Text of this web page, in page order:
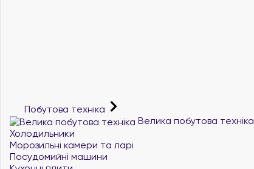
Побутова техніка
Велика побутова техніка
Холодильники
Морозильні камери та ларі
Посудомийні машини